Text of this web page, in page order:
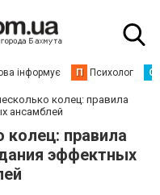
інформує П Психолог С
колец: правила
ансамблей
колец: правила
эффектных